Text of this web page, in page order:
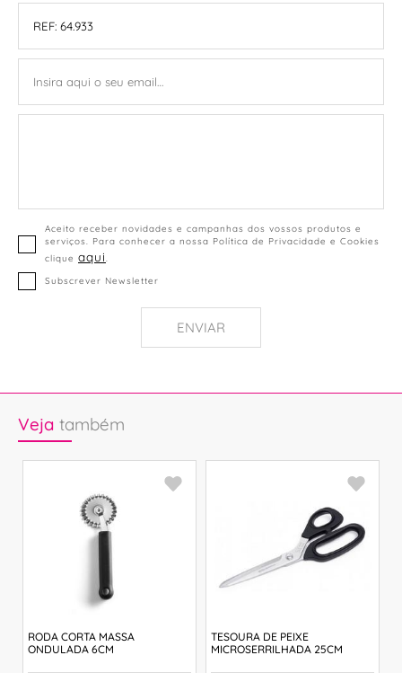
Aceito receber novidades e campanhas dos vossos produtos e
serviços. Para conhecer a nossa Política de Privacidade e Cookies
clique aqui.
Subscrever Newsletter
ENVIAR
Veja também
RODA CORTA MASSA
ONDULADA 6CM
TESOURA DE PEIXE
MICROSERRILHADA 25CM